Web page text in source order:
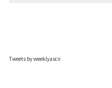
Tweets by weeklyascii